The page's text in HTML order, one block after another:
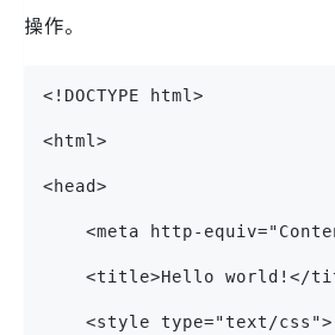
操作。
<!DOCTYPE html>
<html>
<head>
<meta http-
<title>Hello world!</
    <style type="text/css">